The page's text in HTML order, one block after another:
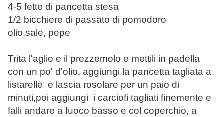
4-5 fette di pancetta stesa
1/2 bicchiere di passato di pomodoro
olio,sale, pepe
Trita l'aglio e il prezzemolo e mettili in padella
con un po' d'olio, aggiungi la pancetta tagliata a
listarelle e lascia rosolare per un paio di
minuti,poi aggiungi i carciofi tagliati finemente e
falli andare a fuoco basso e col coperchio, a